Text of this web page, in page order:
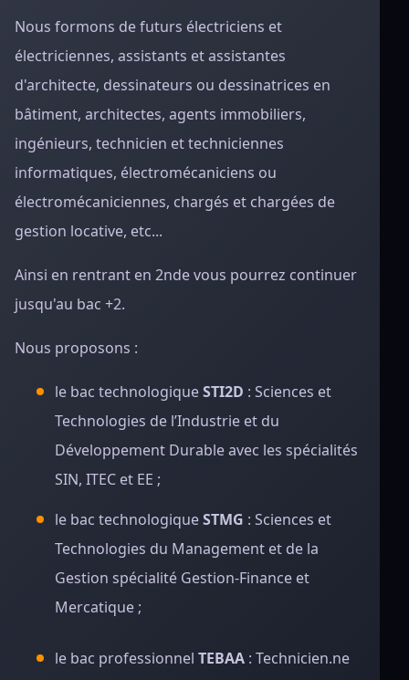
Nous formons de futurs électriciens et
électriciennes, assistants et assistantes
d'architecte, dessinateurs ou dessinatrices en
bâtiment, architectes, agents immobiliers,
ingénieurs, technicien et techniciennes
informatiques, électromécaniciens ou
électromécaniciennes, chargés et chargées de
gestion locative, etc...
Ainsi en rentrant en 2nde vous pourrez continuer
jusqu'au bac +2.
Nous proposons :
le bac technologiqueSTI2D : Sciences et
Technologies de l’Industrie et du
Développement Durable avec les spécialités
SIN, ITEC et EE ;
le bac technologiqueSTMG : Sciences et
Technologies du Management et de la
Gestion spécialité Gestion-Finance et
Mercatique ;
le bac professionnel TEBAA : Technicien.ne